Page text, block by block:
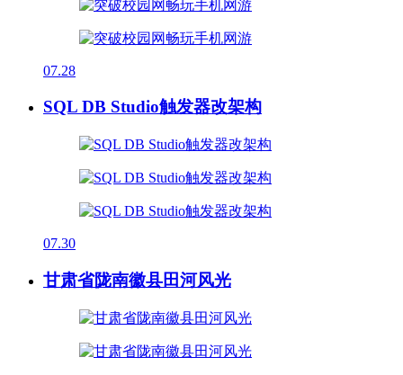
07.28
SQL DB Studio触发器改架构
07.30
甘肃省陇南徽县田河风光